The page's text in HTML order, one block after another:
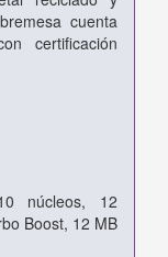
cuenta
certificación
núcleos, 12
Boost, 12 MB